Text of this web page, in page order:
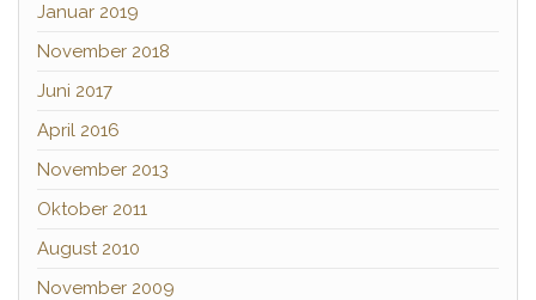
Januar 2019
November 2018
Juni 2017
April 2016
November 2013
Oktober 2011
August 2010
November 2009